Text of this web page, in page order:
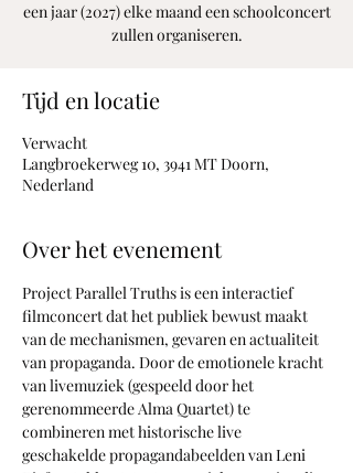
een jaar (2027) elke maand een schoolconcert
zullen organiseren.
Tijd en locatie
Verwacht
Langbroekerweg 10, 3941 MT Doorn,
Nederland
Over het evenement
Project Parallel Truths is een interactief
filmconcert dat het publiek bewust maakt
van de mechanismen, gevaren en actualiteit
van propaganda. Door de emotionele kracht
van livemuziek (gespeeld door het
gerenommeerde Alma Quartet) te
combineren met historische live
geschakelde propagandabeelden van Leni